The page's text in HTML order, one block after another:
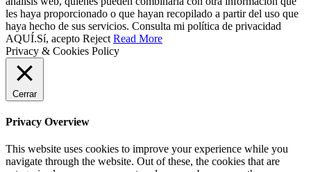
les haya proporcionado o que hayan recopilado a partir del uso que
haya hecho de sus servicios. Consulta mi política de privacidad
AQUÍ.Sí, acepto Reject Read More
Privacy & Cookies Policy
Cerrar
Privacy Overview
This website uses cookies to improve your experience while you
navigate through the website. Out of these, the cookies that are